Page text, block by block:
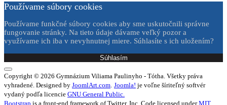
Používame súbory cookies
Používame funkčné súbory cookies aby sme uskutočnili správne
fungovanie stránky. Na tieto údaje dávame veľký pozor a
využívame ich iba v nevyhnutnej miere. Súhlasíte s ich uložením?
Súhlasím
Copyright © 2026 Gymnázium Viliama Paulinyho - Tótha. Všetky práva
vyhradené. Designed by JoomlArt.com Joomla! je voľne šíriteľný softvér
vydaný podľa licencie GNU General Public.
Bootstrap is a front-end framework of Twitter, Inc. Code licensed underMIT